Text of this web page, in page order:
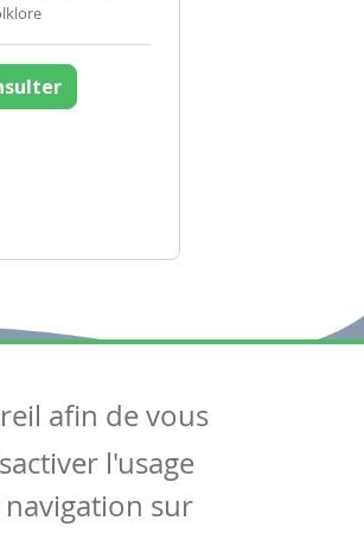
afin de vous
l'usage
navigation sur